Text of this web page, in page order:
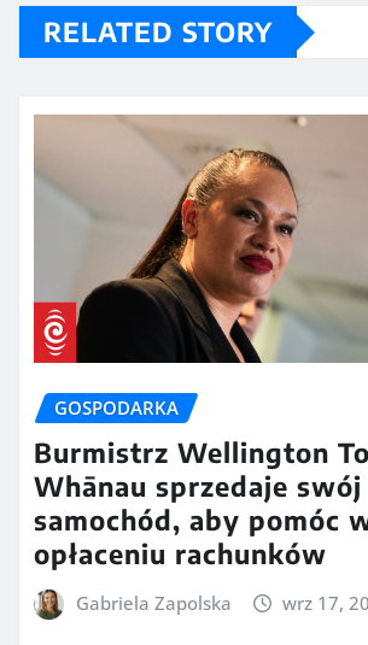
RELATED STORY
GOSPODARKA
Burmistrz Wellington
Whānau sprzedaje swój
samochód, aby pomóc
opłaceniu rachunków
Gabriela Zapolska wrz 17,